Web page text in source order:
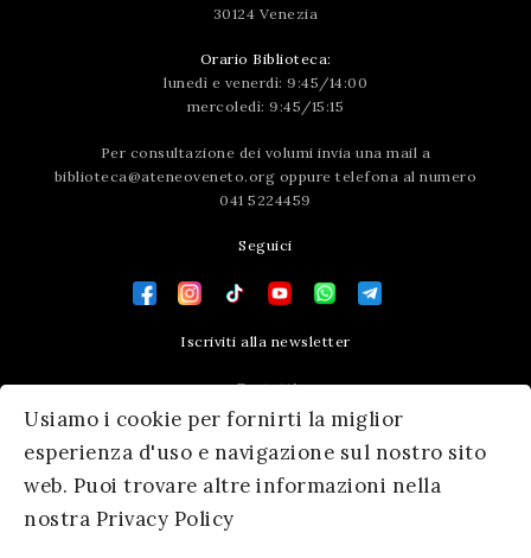
Usiamo i cookie per fornirti la miglior
esperienza d'uso e navigazione sul nostro sito
web. Puoi trovare altre informazioni nella
nostra Privacy Policy
30124 Venezia
Orario Biblioteca:
lunedì e venerdì: 9:45/14:00
mercoledì: 9:45/15:15
Per consultazione dei volumi invia una mail a
biblioteca@ateneoveneto.org oppure telefona al numero
041 5224459
Seguici
Iscriviti alla newsletter
Contatti